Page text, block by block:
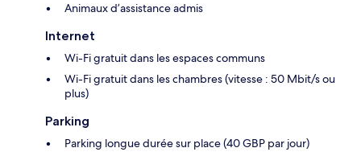
Animaux d’assistance admis
Internet
Wi-Fi gratuit dans les espaces communs
Wi-Fi gratuit dans les chambres (vitesse : 50 Mbit/s ou
plus)
Parking
Parking longue durée sur place (40 GBP par jour)